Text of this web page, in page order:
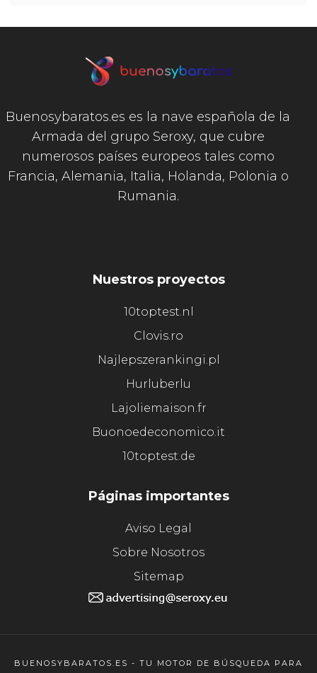
Buenosybaratos.es es la nave española de la
Armada del grupo Seroxy, que cubre
numerosos países europeos tales como
Francia, Alemania, Italia, Holanda, Polonia o
Rumania.
Nuestros proyectos
10toptest.nl
Clovis.ro
Najlepszerankingi.pl
Hurluberlu
Lajoliemaison.fr
Buonoedeconomico.it
10toptest.de
Páginas importantes
Aviso Legal
Sobre Nosotros
Sitemap
BUENOSYBARATOS.ES - TU MOTOR DE BÚSQUEDA PARA